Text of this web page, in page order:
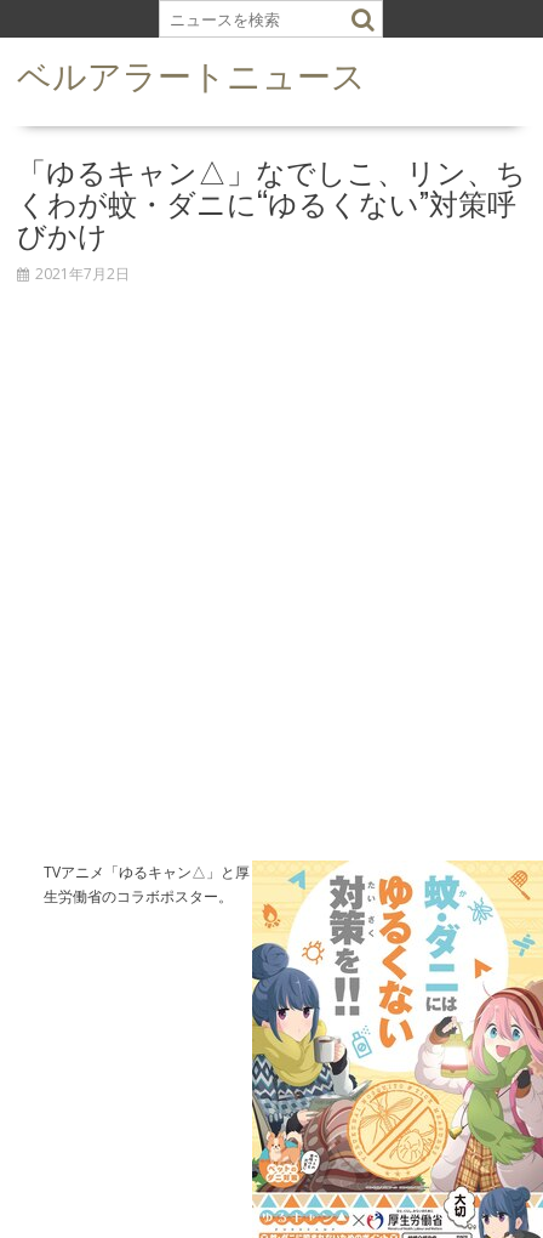
k
ベルアラートニュース
「ゆるキャン△」なでしこ、リン、ち
くわが蚊・ダニに“ゆるくない”対策呼
びかけ
2021年7月2日
TVアニメ「ゆるキャン△」と厚
生労働省のコラボポスター。